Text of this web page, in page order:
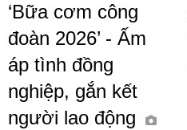
‘Bữa cơm công
đoàn 2026’ - Ấm
áp tình đồng
nghiệp, gắn kết
người lao động